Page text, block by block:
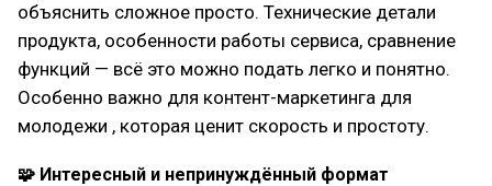
объяснить сложное просто. Технические детали
продукта, особенности работы сервиса, сравнение
функций — всё это можно подать легко и понятно.
Особенно важно для контент-маркетинга для
молодежи , которая ценит скорость и простоту.
🧩 Интересный и непринуждённый формат